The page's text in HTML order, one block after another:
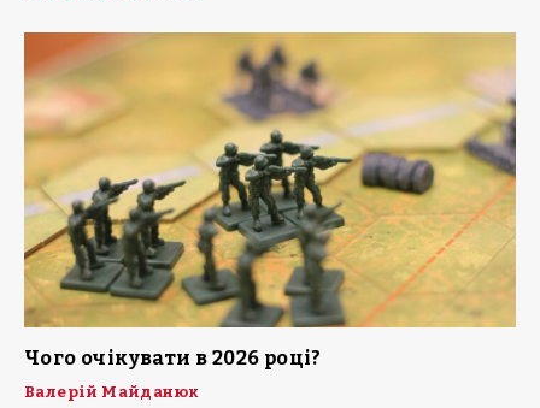
Чого очікувати в 2026 році?
Валерій Майданюк